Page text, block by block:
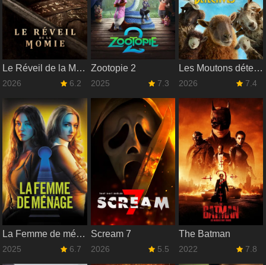
Le Réveil de la Momie
2026 6.2
Zootopie 2
2025 7.3
Les Moutons détectives
2026 7.4
La Femme de ménage
2025 6.7
Scream 7
2026 5.5
The Batman
2022 7.8